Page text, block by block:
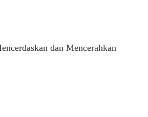
dan Mencerahkan